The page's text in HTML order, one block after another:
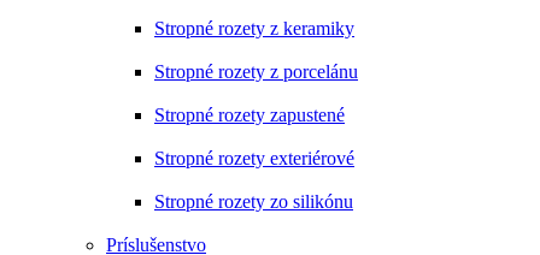
Stropné rozety z keramiky
Stropné rozety z porcelánu
Stropné rozety zapustené
Stropné rozety exteriérové
Stropné rozety zo silikónu
Príslušenstvo